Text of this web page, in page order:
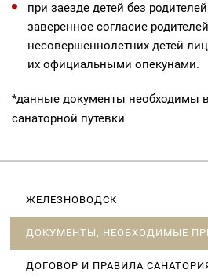
при заезде детей без
заверенное согласие
несовершеннолетних детей
их официальными опекунами.
*данные документы необходимы в
санаторной путевки
ЖЕЛЕЗНОВОДСК
ДОКУМЕНТЫ, НЕОБХОДИМЫЕ
ДОГОВОР И ПРАВИЛА